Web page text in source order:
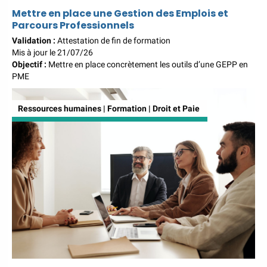
Environnement Développement Durable
en alternance :participez à nos réunions
d’information
| Prenez RDV :
équipe commerciale est à votre écoute
|
ACCUEIL du CEPPIC :02 35 59
44 00
Formations Qualité Sécurité
Environnement Développement Durable
en alternance :participez à nos réunions
Notre
équipe commerciale est à votre écoute
ACCUEIL du CEPPIC :
02 35 59
Formations Qualité Sécurité
Environnement Développement Durable
en alternance :
participez à nos réunions
d’information
| Prenez RDV :Notre
équipe commerciale est à votre écoute
ACCUEIL du CEPPIC :02 35 59
44 00
|
Formations Qualité Sécurité
Mettre en place une Gestion des Emplois et
Parcours Professionnels
Validation : Attestation de fin de formation
Mis à jour le 21/07/26
Objectif : Mettre en place concrètement les outils d’une GEPP en
PME
Ressources humaines | Formation | Droit et Paie